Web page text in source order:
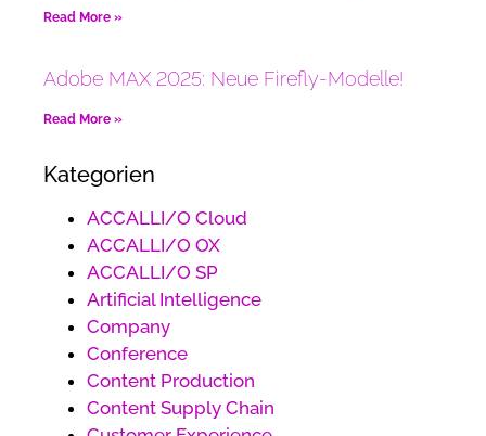
Read More »
Adobe MAX 2025: Neue Firefly-Modelle!
Read More »
Kategorien
ACCALLI/O Cloud
ACCALLI/O OX
ACCALLI/O SP
Artificial Intelligence
Company
Conference
Content Production
Content Supply Chain